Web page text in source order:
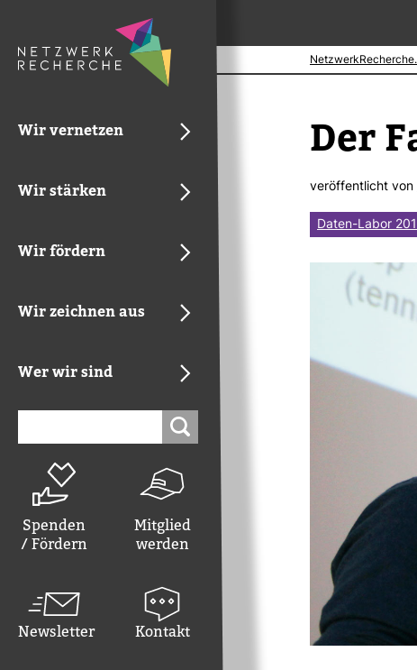
Wir vernetzen
Wir stärken
Wir fördern
Wir zeichnen aus
Wer wir sind
Spenden
/ Fördern
Mitglied
werden
Newsletter Kontakt
Der
ver­öf­fent­licht von
Daten-Labor